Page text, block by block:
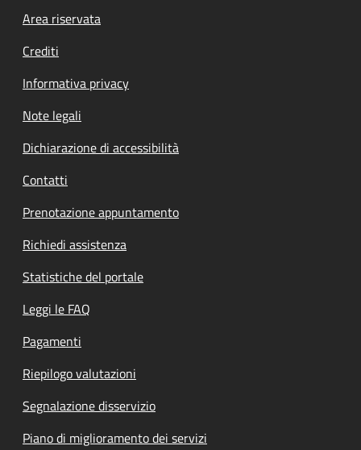
Footer menu
Area riservata
Crediti
Informativa privacy
Note legali
Dichiarazione di accessibilità
Contatti
Prenotazione appuntamento
Richiedi assistenza
Statistiche del portale
Leggi le FAQ
Pagamenti
Riepilogo valutazioni
Segnalazione disservizio
Piano di miglioramento dei servizi